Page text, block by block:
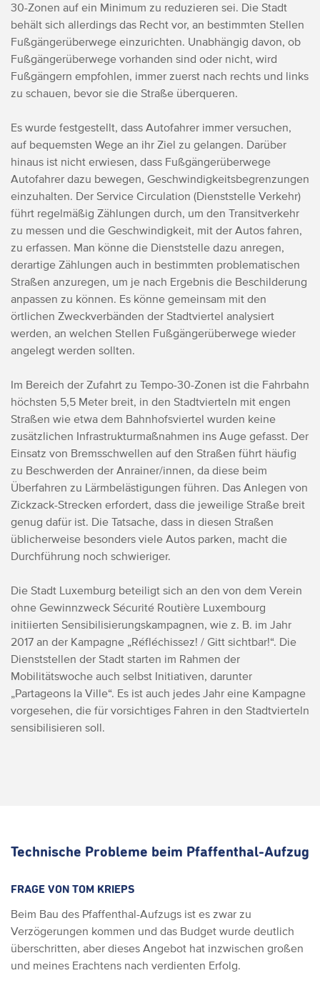
30-Zonen auf ein Minimum zu reduzieren sei. Die Stadt
behält sich allerdings das Recht vor, an bestimmten Stellen
Fußgängerüberwege einzurichten. Unabhängig davon, ob
Fußgängerüberwege vorhanden sind oder nicht, wird
Fußgängern empfohlen, immer zuerst nach rechts und links
zu schauen, bevor sie die Straße überqueren.
Es wurde festgestellt, dass Autofahrer immer versuchen,
auf bequemsten Wege an ihr Ziel zu gelangen. Darüber
hinaus ist nicht erwiesen, dass Fußgängerüberwege
Autofahrer dazu bewegen, Geschwindigkeitsbegrenzungen
einzuhalten. Der Service Circulation (Dienststelle Verkehr)
führt regelmäßig Zählungen durch, um den Transitverkehr
zu messen und die Geschwindigkeit, mit der Autos fahren,
zu erfassen. Man könne die Dienststelle dazu anregen,
derartige Zählungen auch in bestimmten problematischen
Straßen anzuregen, um je nach Ergebnis die Beschilderung
anpassen zu können. Es könne gemeinsam mit den
örtlichen Zweckverbänden der Stadtviertel analysiert
werden, an welchen Stellen Fußgängerüberwege wieder
angelegt werden sollten.
Im Bereich der Zufahrt zu Tempo-30-Zonen ist die Fahrbahn
höchsten 5,5 Meter breit, in den Stadtvierteln mit engen
Straßen wie etwa dem Bahnhofsviertel wurden keine
zusätzlichen Infrastrukturmaßnahmen ins Auge gefasst. Der
Einsatz von Bremsschwellen auf den Straßen führt häufig
zu Beschwerden der Anrainer/innen, da diese beim
Überfahren zu Lärmbelästigungen führen. Das Anlegen von
Zickzack-Strecken erfordert, dass die jeweilige Straße breit
genug dafür ist. Die Tatsache, dass in diesen Straßen
üblicherweise besonders viele Autos parken, macht die
Durchführung noch schwieriger.
Die Stadt Luxemburg beteiligt sich an den von dem Verein
ohne Gewinnzweck Sécurité Routière Luxembourg
initiierten Sensibilisierungskampagnen, wie z. B. im Jahr
2017 an der Kampagne „Réfléchissez! / Gitt sichtbar!“. Die
Dienststellen der Stadt starten im Rahmen der
Mobilitätswoche auch selbst Initiativen, darunter
„Partageons la Ville“. Es ist auch jedes Jahr eine Kampagne
vorgesehen, die für vorsichtiges Fahren in den Stadtvierteln
sensibilisieren soll.
Technische Probleme beim Pfaffenthal-Aufzug
FRAGE VON TOM KRIEPS
Beim Bau des Pfaffenthal-Aufzugs ist es zwar zu
Verzögerungen kommen und das Budget wurde deutlich
überschritten, aber dieses Angebot hat inzwischen großen
und meines Erachtens nach verdienten Erfolg.